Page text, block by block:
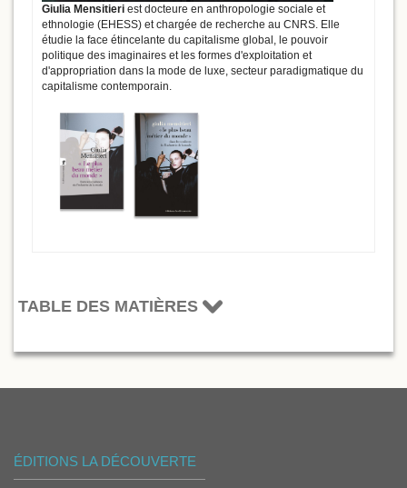
Giulia Mensitieri est docteure en anthropologie sociale et
ethnologie (EHESS) et chargée de recherche au CNRS. Elle
étudie la face étincelante du capitalisme global, le pouvoir
politique des imaginaires et les formes d'exploitation et
d'appropriation dans la mode de luxe, secteur paradigmatique du
capitalisme contemporain.
TABLE DES MATIÈRES
ÉDITIONS LA DÉCOUVERTE